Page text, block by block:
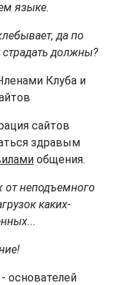
языке.
да по
должны?
Клуба и
сайтов
здравым
общения.
от неподъемного
каких-
основателей